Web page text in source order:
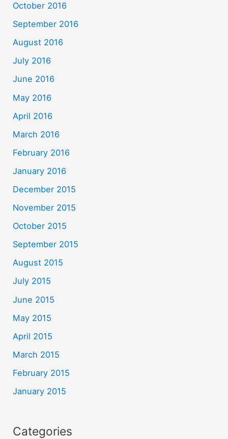
October 2016
September 2016
August 2016
July 2016
June 2016
May 2016
April 2016
March 2016
February 2016
January 2016
December 2015
November 2015
October 2015
September 2015
August 2015
July 2015
June 2015
May 2015
April 2015
March 2015
February 2015
January 2015
Categories